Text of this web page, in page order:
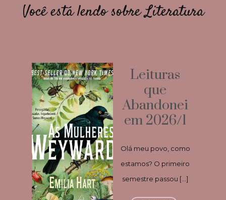
Você está lendo sobre Literatura
Leituras
que
Abandonei
em 2026/1
Olá meu povo, como
estamos? O primeiro
semestre passou […]